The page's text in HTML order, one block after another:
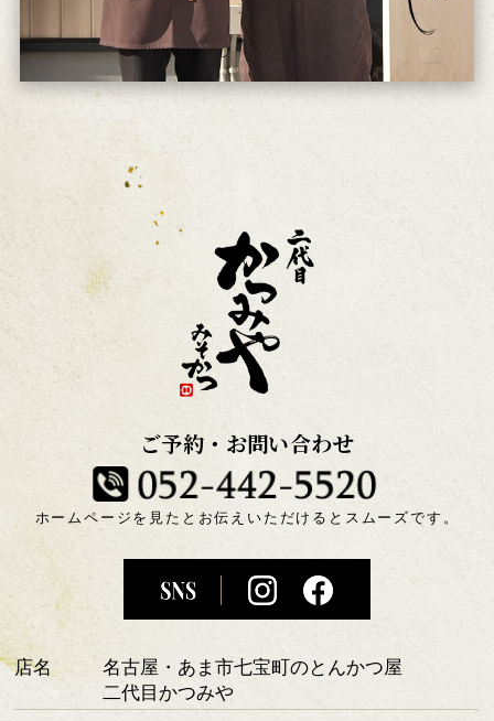
ご予約・お問い合わせ
ホームページを見たとお伝えいただけるとスムーズです。
店名
名古屋・あま市七宝町のとんかつ屋
二代目かつみや